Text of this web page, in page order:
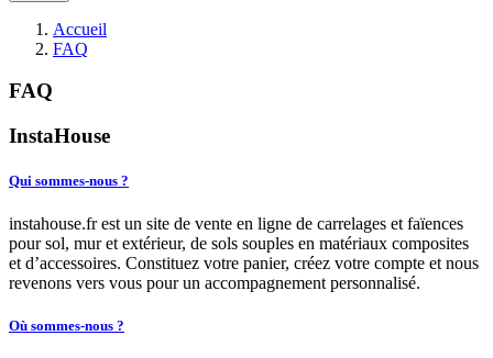
Accueil
FAQ
FAQ
InstaHouse
Qui sommes-nous ?
instahouse.fr est un site de vente en ligne de carrelages et faïences
pour sol, mur et extérieur, de sols souples en matériaux composites
et d’accessoires. Constituez votre panier, créez votre compte et nous
revenons vers vous pour un accompagnement personnalisé.
Où sommes-nous ?